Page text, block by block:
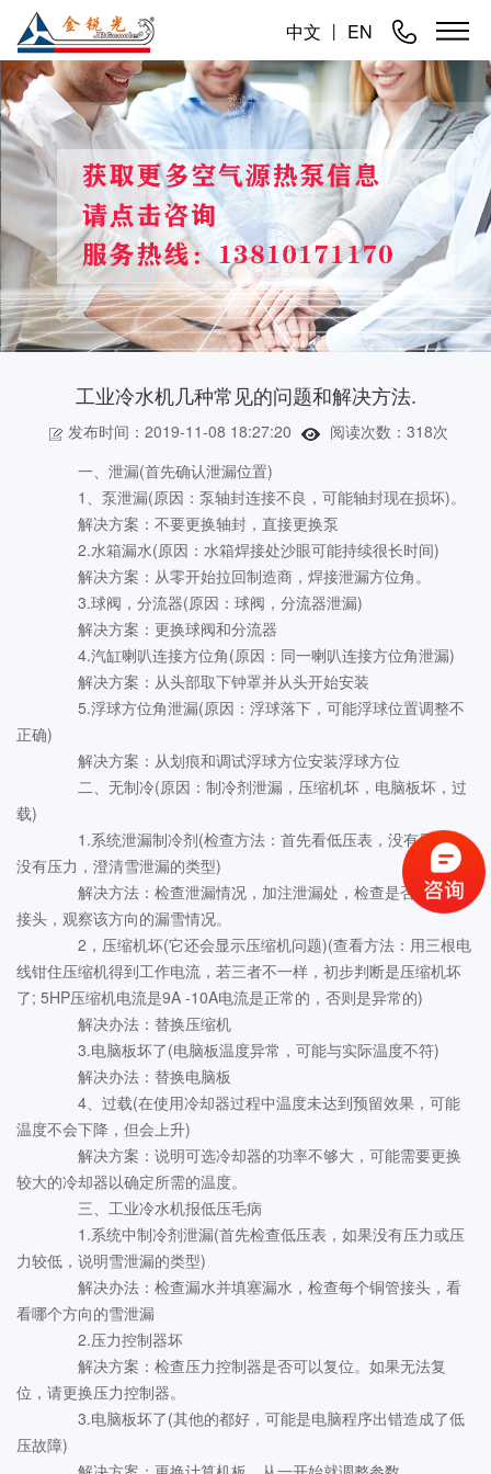
中文 丨 EN
工业冷水机几种常见的问题和解决方法.
发布时间：2019-11-08 18:27:20 阅读次数： 318次
一、泄漏(首先确认泄漏位置)
1、泵泄漏(原因：泵轴封连接不良，可能轴封现在损坏)。
解决方案：不要更换轴封，直接更换泵
2.水箱漏水(原因：水箱焊接处沙眼可能持续很长时间)
解决方案：从零开始拉回制造商，焊接泄漏方位角。
3.球阀，分流器(原因：球阀，分流器泄漏)
解决方案：更换球阀和分流器
4.汽缸喇叭连接方位角(原因：同一喇叭连接方位角泄漏)
解决方案：从头部取下钟罩并从头开始安装
5.浮球方位角泄漏(原因：浮球落下，可能浮球位置调整不
正确)
解决方案：从划痕和调试浮球方位安装浮球方位
二、无制冷(原因：制冷剂泄漏，压缩机坏，电脑板坏，过
载)
1.系统泄漏制冷剂(检查方法：首先看低压表，没有压力，
没有压力，澄清雪泄漏的类型)
解决方法：检查泄漏情况，加注泄漏处，检查是否有铜管
接头，观察该方向的漏雪情况。
2，压缩机坏(它还会显示压缩机问题)(查看方法：用三根电
线钳住压缩机得到工作电流，若三者不一样，初步判断是压缩机坏
了; 5HP压缩机电流是9A -10A电流是正常的，否则是异常的)
解决办法：替换压缩机
3.电脑板坏了(电脑板温度异常，可能与实际温度不符)
解决办法：替换电脑板
4、过载(在使用冷却器过程中温度未达到预留效果，可能
温度不会下降，但会上升)
解决方案：说明可选冷却器的功率不够大，可能需要更换
较大的冷却器以确定所需的温度。
三、工业冷水机报低压毛病
1.系统中制冷剂泄漏(首先检查低压表，如果没有压力或压
力较低，说明雪泄漏的类型)
解决办法：检查漏水并填塞漏水，检查每个铜管接头，看
看哪个方向的雪泄漏
2.压力控制器坏
解决方案：检查压力控制器是否可以复位。如果无法复
位，请更换压力控制器。
3.电脑板坏了(其他的都好，可能是电脑程序出错造成了低
压故障)